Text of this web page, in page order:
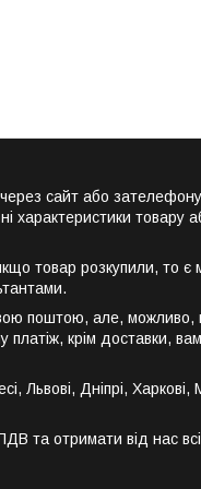
сайт або
характеристики товару
товар розкупили, то є
поштою, але, можливо,
крім доставки,
Дніпрі, Харкові,
отримати від нас всі